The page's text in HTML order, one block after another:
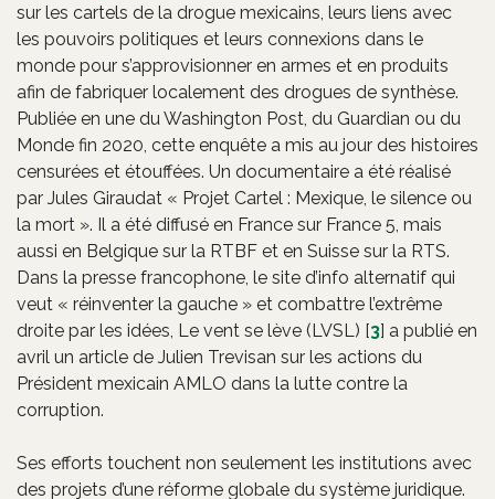
sur les cartels de la drogue mexicains, leurs liens avec
les pouvoirs politiques et leurs connexions dans le
monde pour s’approvisionner en armes et en produits
afin de fabriquer localement des drogues de synthèse.
Publiée en une du Washington Post, du Guardian ou du
Monde fin 2020, cette enquête a mis au jour des histoires
censurées et étouffées. Un documentaire a été réalisé
par Jules Giraudat « Projet Cartel : Mexique, le silence ou
la mort ». Il a été diffusé en France sur France 5, mais
aussi en Belgique sur la RTBF et en Suisse sur la RTS.
Dans la presse francophone, le site d’info alternatif qui
veut « réinventer la gauche » et combattre l’extrême
droite par les idées, Le vent se lève (LVSL) [3] a publié en
avril un article de Julien Trevisan sur les actions du
Président mexicain AMLO dans la lutte contre la
corruption.
Ses efforts touchent non seulement les institutions avec
des projets d’une réforme globale du système juridique.